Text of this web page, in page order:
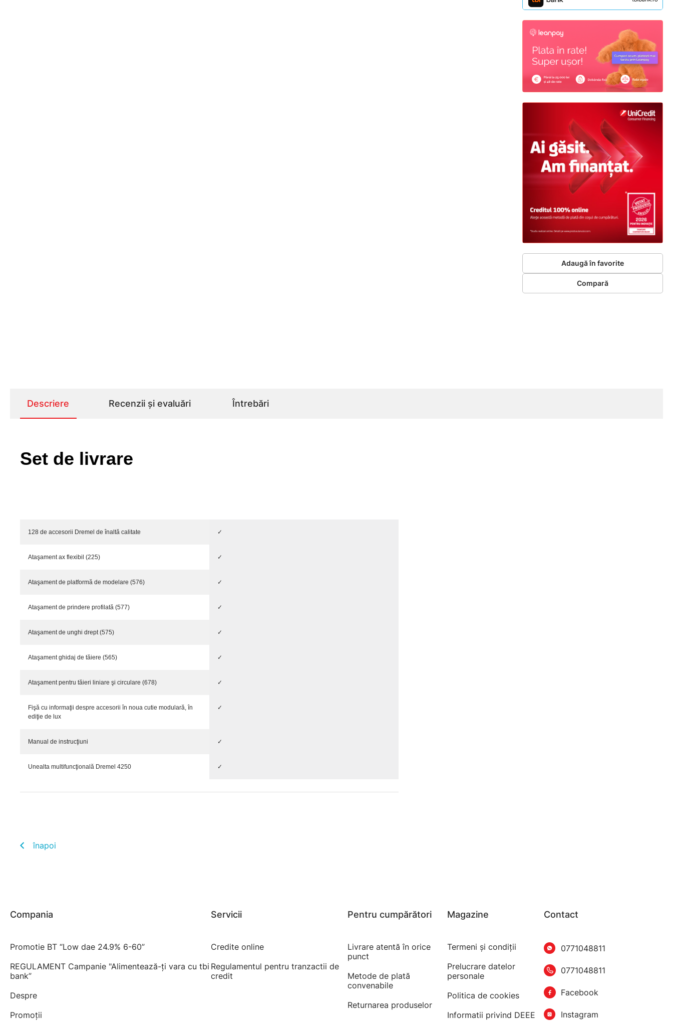
Adaugă în favorite
Compară
Descriere Recenzii și evaluări Întrebări
Set de livrare
128 de accesorii Dremel de înaltă calitate ✓
Ataşament ax flexibil (225) ✓
Ataşament de platformă de modelare (576) ✓
Ataşament de prindere profilată (577) ✓
Ataşament de unghi drept (575) ✓
Ataşament ghidaj de tăiere (565) ✓
Ataşament pentru tăieri liniare şi circulare (678) ✓
Fişă cu informaţii despre accesorii în noua cutie modulară, în
ediţie de lux
✓
Manual de instrucţiuni ✓
Unealta multifuncţională Dremel 4250 ✓
înapoi
Compania
Promotie BT “Low dae 24.9% 6-60”
REGULAMENT Campanie "Alimentează-ți vara cu tbi
bank”
Despre
Promoții
Servicii
Credite online
Regulamentul pentru tranzactii de
credit
Pentru cumpărători
Livrare atentă în orice
punct
Metode de plată
convenabile
Returnarea produselor
Magazine
Termeni şi condiţii
Prelucrare datelor
personale
Politica de cookies
Informatii privind DEEE
Contact
0771048811
0771048811
Facebook
Instagram